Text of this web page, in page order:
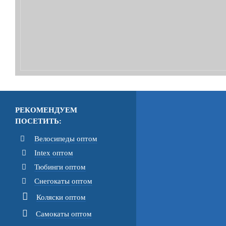
РЕКОМЕНДУЕМ
ПОСЕТИТЬ:
Велосипеды оптом
Intex оптом
Тюбинги оптом
Снегокаты оптом
Коляски оптом
Самокаты оптом